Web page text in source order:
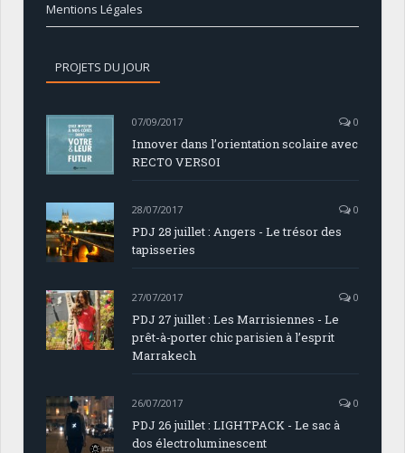
Mentions Légales
PROJETS DU JOUR
07/09/2017 0
Innover dans l’orientation scolaire avec
RECTO VERSOI
28/07/2017 0
PDJ 28 juillet : Angers - Le trésor des
tapisseries
27/07/2017 0
PDJ 27 juillet : Les Marrisiennes - Le
prêt-à-porter chic parisien à l’esprit
Marrakech
26/07/2017 0
PDJ 26 juillet : LIGHTPACK - Le sac à
dos électroluminescent